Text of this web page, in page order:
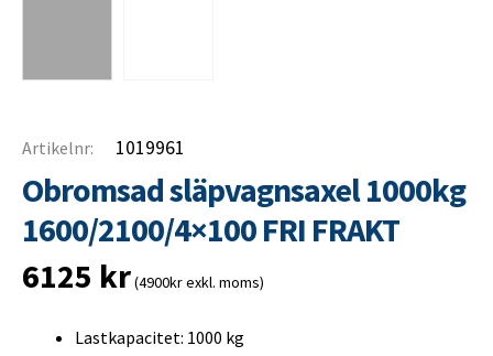
Artikelnr: 1019961
Obromsad släpvagnsaxel 1000kg
1600/2100/4×100 FRI FRAKT
6125 kr(4900kr exkl. moms)
Lastkapacitet: 1000 kg